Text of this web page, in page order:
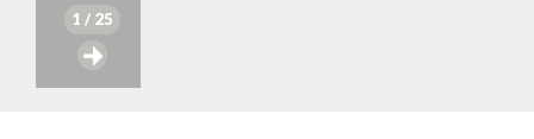
1 / 25